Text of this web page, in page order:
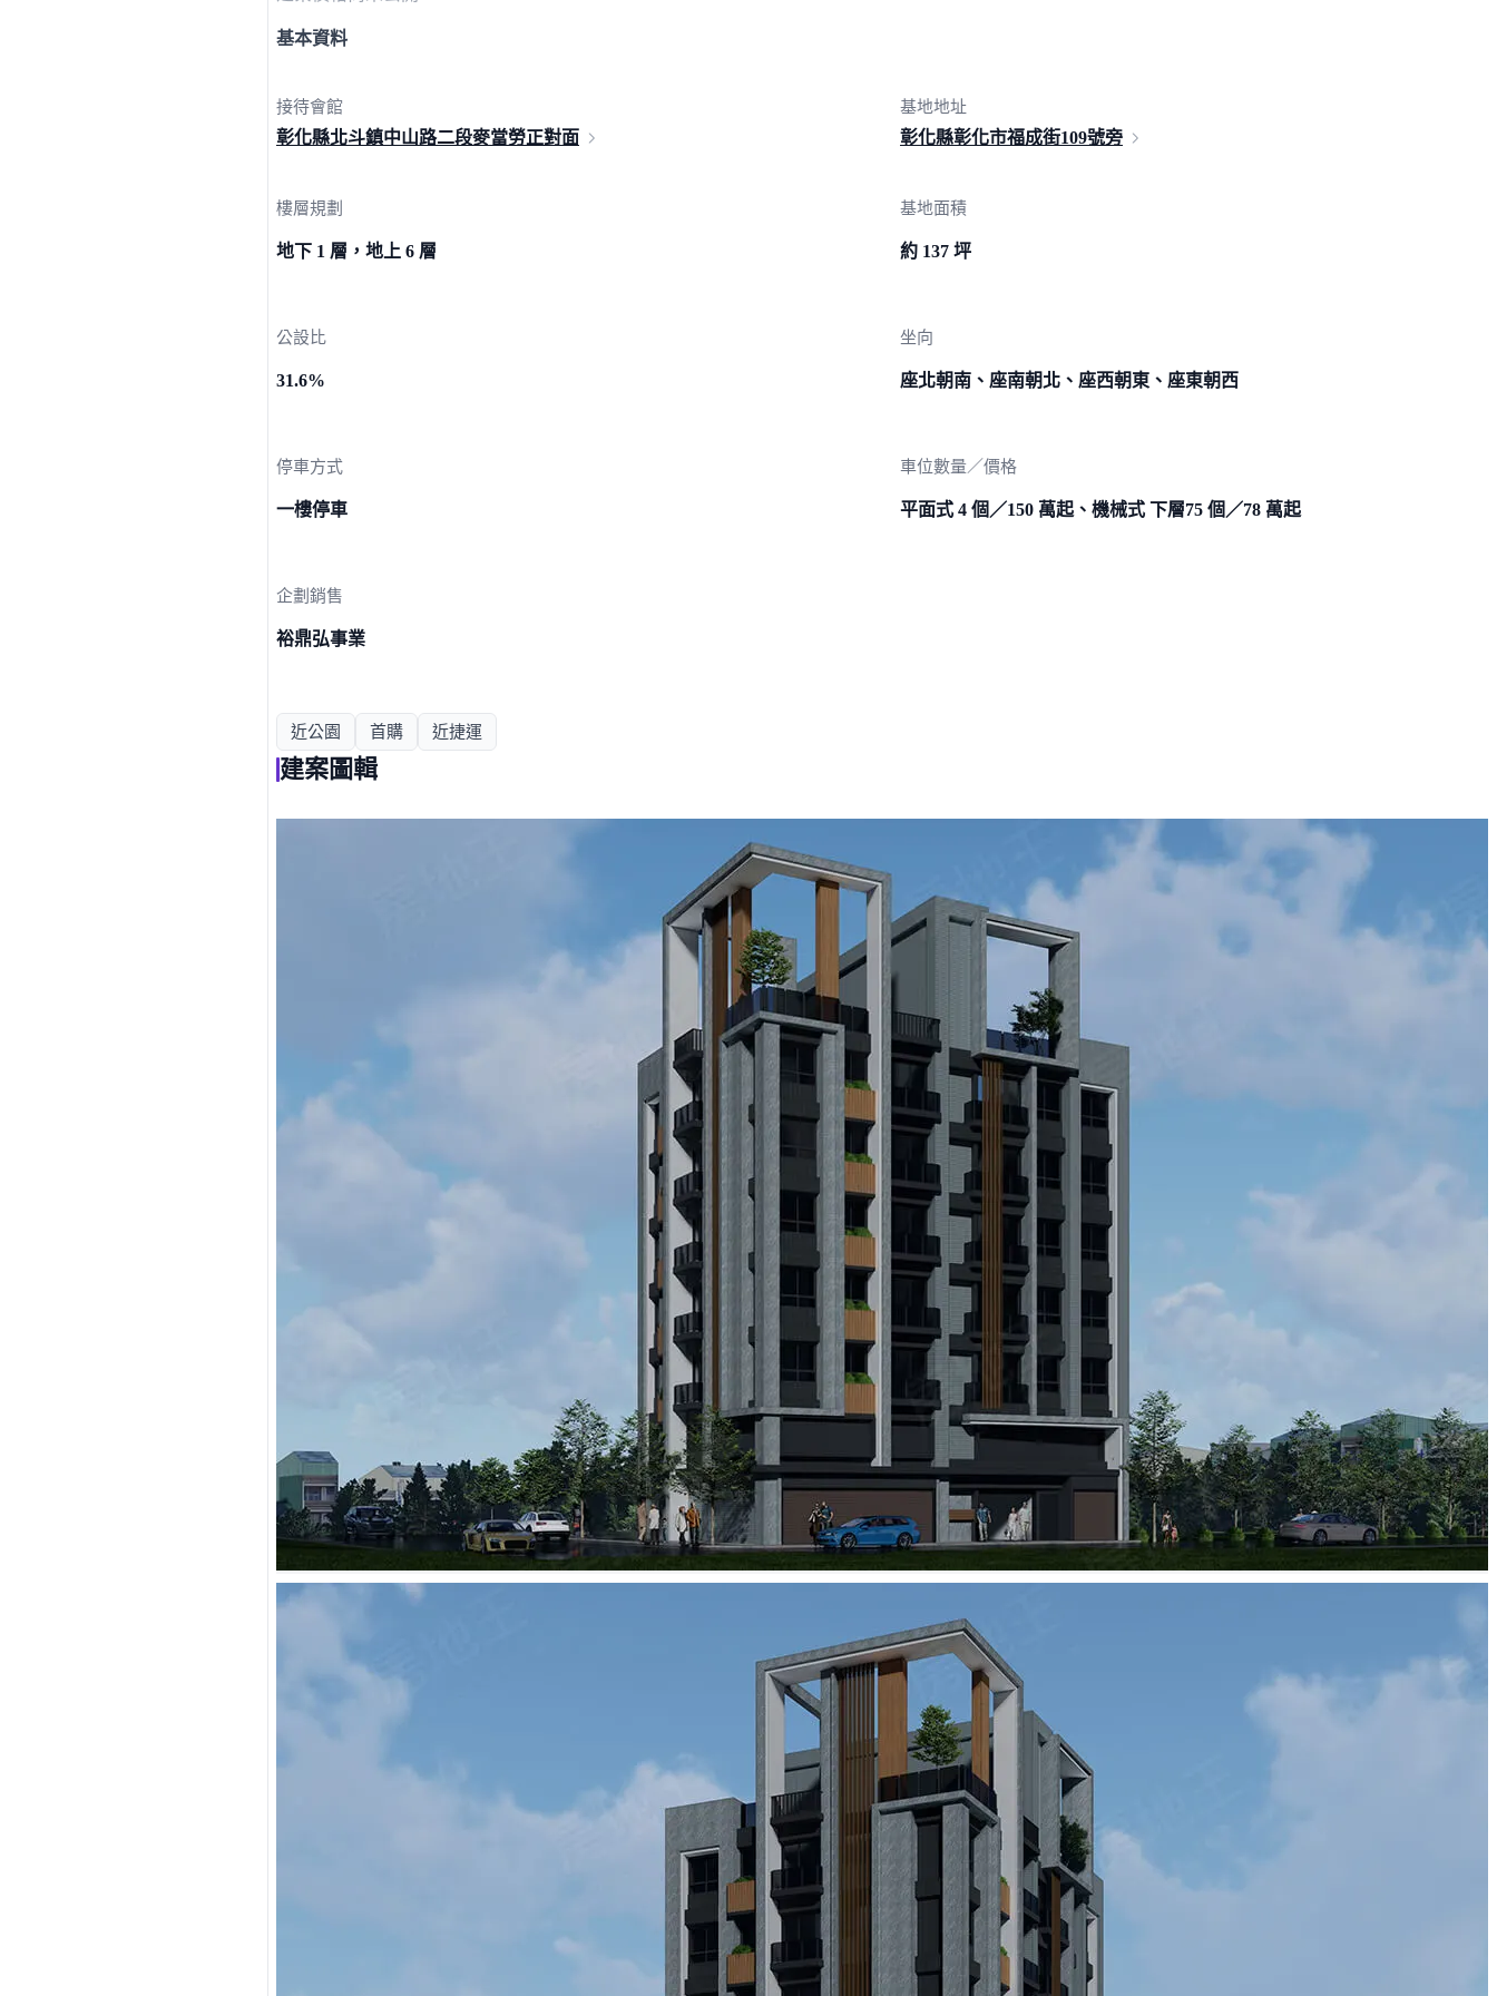
基本資料
接待會館
彰化縣北斗鎮中山路二段麥當勞正對面
基地地址
彰化縣彰化市福成街109號旁
樓層規劃
地下 1 層，地上 6 層
基地面積
約 137 坪
公設比
31.6%
坐向
座北朝南、座南朝北、座西朝東、座東朝西
停車方式
一樓停車
車位數量／價格
平面式 4 個／150 萬起、機械式 下層75 個／78 萬起
企劃銷售
裕鼎弘事業
近公園 首購 近捷運
建案圖輯